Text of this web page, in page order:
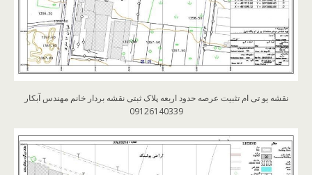
نقشه یو تی ام تثبیت عرصه حدود اربعه پلاک ثبتی نقشه بردار خانم مهندس آبکار
09126140339